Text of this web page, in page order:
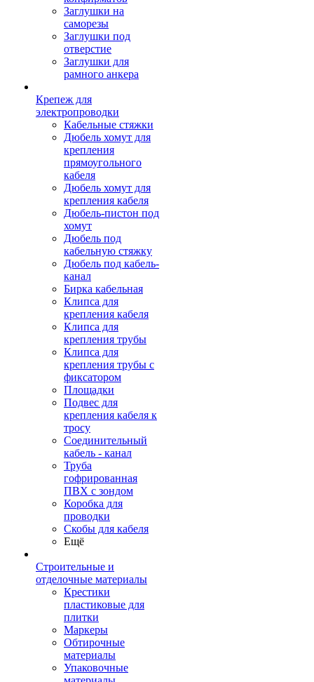
Заглушки на
саморезы
Заглушки под
отверстие
Заглушки для
рамного анкера
Крепеж для
электропроводки
Кабельные стяжки
Дюбель хомут для
крепления
прямоугольного
кабеля
Дюбель хомут для
крепления кабеля
Дюбель-пистон под
хомут
Дюбель под
кабельную стяжку
Дюбель под кабель-
канал
Бирка кабельная
Клипса для
крепления кабеля
Клипса для
крепления трубы
Клипса для
крепления трубы с
фиксатором
Площадки
Подвес для
крепления кабеля к
тросу
Соединительный
кабель - канал
Труба
гофрированная
ПВХ с зондом
Коробка для
проводки
Скобы для кабеля
Ещё
Строительные и
отделочные материалы
Крестики
пластиковые для
плитки
Маркеры
Обтирочные
материалы
Упаковочные